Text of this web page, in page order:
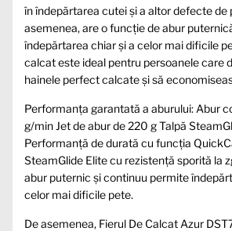
în îndepărtarea cutei și a altor defecte de
asemenea, are o funcție de abur
îndepărtarea chiar și a celor mai dificile
calcat este ideal pentru persoanele care
hainele perfect calcate și să
Performanța garantată a aburului: Abur
g/min Jet de abur de 220 g Talpă
Performanță de durată cu funcția
SteamGlide Elite cu rezistență sporită la
abur puternic și continuu permite
celor mai dificile pete.
De asemenea, Fierul De Calcat Azur